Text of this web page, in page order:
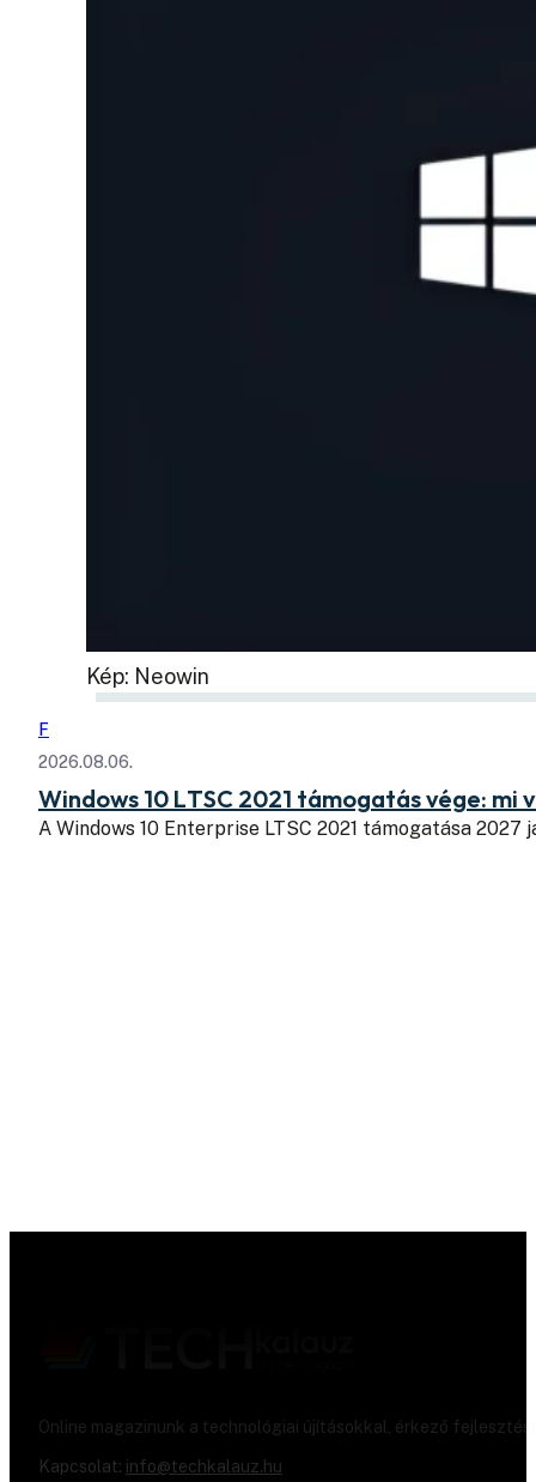
Kép: Neowin
F
2026.08.06.
Windows 10 LTSC 2021 támogatás vége: mi
A Windows 10 Enterprise LTSC 2021 támogatása 2027
Online magazinunk a technológiai újításokkal, érkező
Kapcsolat: info@techkalauz.hu